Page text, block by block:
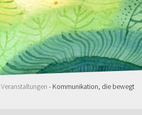
Veranstaltungen - Kommunikation, die bewegt